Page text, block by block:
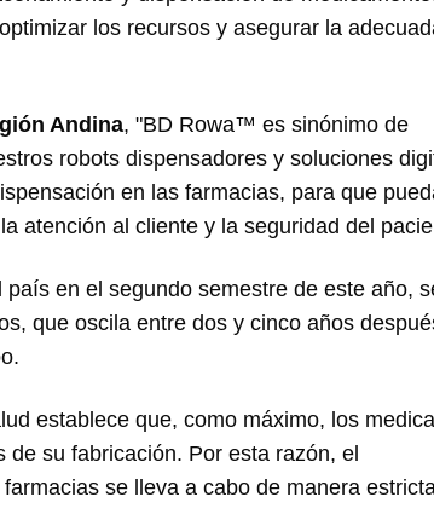
los recursos y asegurar la
Andina, "BD Rowa™ es sinónimo de
robots dispensadores y soluciones
en las farmacias, para que
atención al cliente y la seguridad del
en el segundo semestre de este año,
que oscila entre dos y cinco años
establece que, como máximo, los
su fabricación. Por esta razón, el
se lleva a cabo de manera